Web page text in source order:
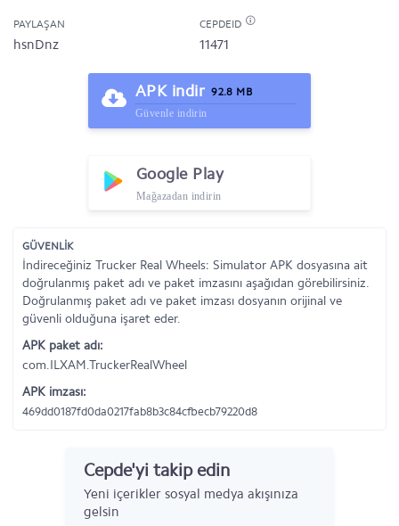
PAYLAŞAN
hsnDnz
CEPDEID
11471
APK indir 92.8 MB
Güvenle indirin
Google Play
Mağazadan indirin
GÜVENLİK
İndireceğiniz Trucker Real Wheels: Simulator APK dosyasına ait
doğrulanmış paket adı ve paket imzasını aşağıdan görebilirsiniz.
Doğrulanmış paket adı ve paket imzası dosyanın orijinal ve
güvenli olduğuna işaret eder.
APK paket adı:
com.ILXAM.TruckerRealWheel
APK imzası:
469dd0187fd0da0217fab8b3c84cfbecb79220d8
Cepde'yi takip edin
Yeni içerikler sosyal medya akışınıza
gelsin